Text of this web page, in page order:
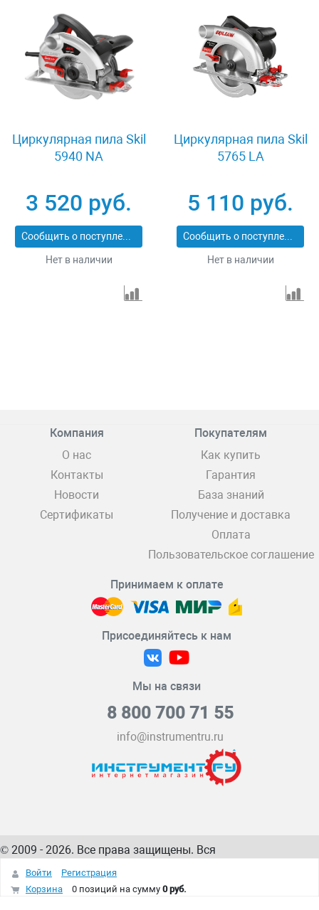
Циркулярная пила Skil
5940 NA
3 520 руб.
Сообщить о поступлении
Нет в наличии
Циркулярная пила Skil
5765 LA
5 110 руб.
Сообщить о поступлении
Нет в наличии
Компания
О нас
Контакты
Новости
Сертификаты
Покупателям
Как купить
Гарантия
База знаний
Получение и доставка
Оплата
Пользовательское соглашение
Принимаем к оплате
Присоединяйтесь к нам
Мы на связи
8 800 700 71 55
info@instrumentru.ru
© 2009 - 2026. Все права защищены. Вся
информация на сайте – собственность
интернет-магазина
Войти
Регистрация
Корзина
0 позиций на сумму 0 руб.